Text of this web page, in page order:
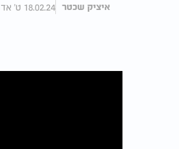
איציק שכטר 18.02.24 ט' אדר א' התשפ"ד